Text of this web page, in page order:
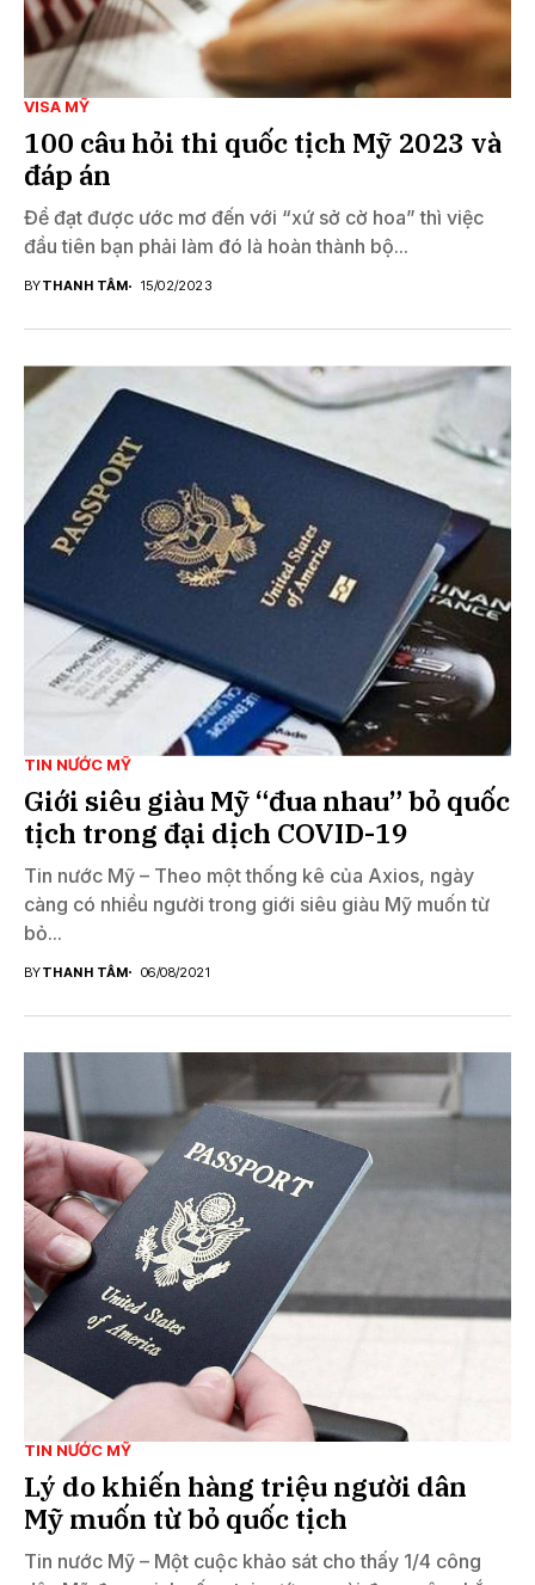
VISA MỸ
100 câu hỏi thi quốc tịch Mỹ 2023 và
đáp án
Để đạt được ước mơ đến với “xứ sở cờ hoa” thì việc
đầu tiên bạn phải làm đó là hoàn thành bộ...
BYTHANH TÂM 15/02/2023
TIN NƯỚC MỸ
Giới siêu giàu Mỹ “đua nhau” bỏ quốc
tịch trong đại dịch COVID-19
Tin nước Mỹ – Theo một thống kê của Axios, ngày
càng có nhiều người trong giới siêu giàu Mỹ muốn từ
bỏ...
BYTHANH TÂM 06/08/2021
TIN NƯỚC MỸ
Lý do khiến hàng triệu người dân
Mỹ muốn từ bỏ quốc tịch
Tin nước Mỹ – Một cuộc khảo sát cho thấy 1/4 công